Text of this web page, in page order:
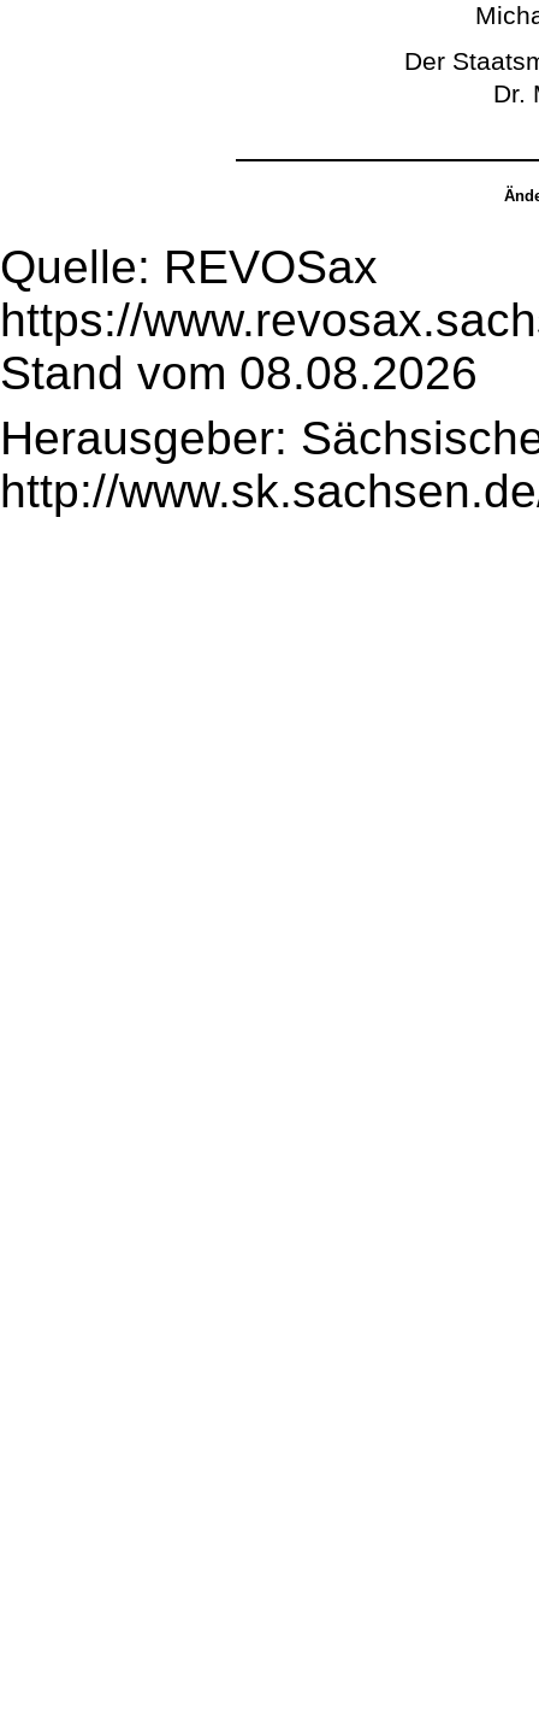
Der
Dr.
Quelle: REVOSax
https://
Stand vom 08.08.2026
Herausgeber:
http://